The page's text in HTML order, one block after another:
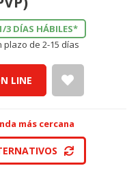
3 DÍAS HÁBILES*
de 2-15 días
LINE
más cercana